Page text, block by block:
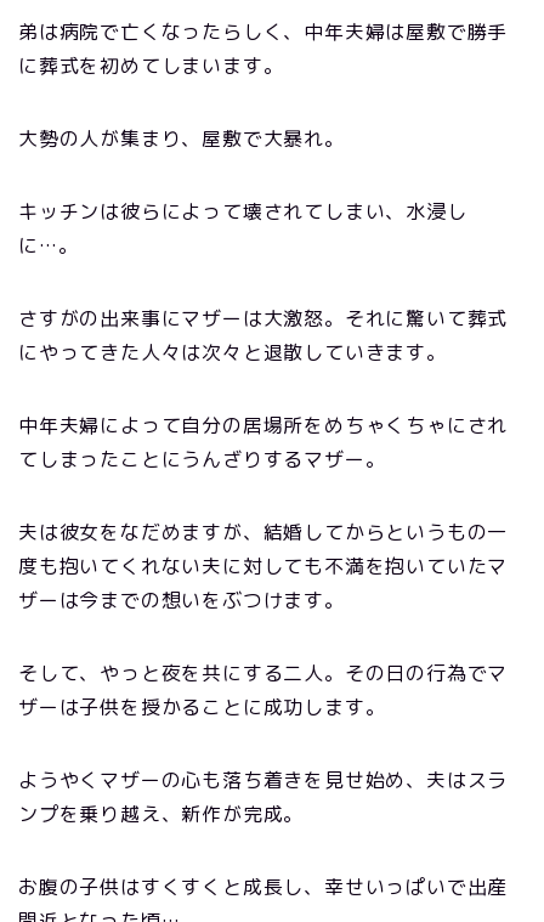
弟は病院で亡くなったらしく、中年夫婦は屋敷で勝手
に葬式を初めてしまいます。
大勢の人が集まり、屋敷で大暴れ。
キッチンは彼らによって壊されてしまい、水浸し
に…。
さすがの出来事にマザーは大激怒。それに驚いて葬式
にやってきた人々は次々と退散していきます。
中年夫婦によって自分の居場所をめちゃくちゃにされ
てしまったことにうんざりするマザー。
夫は彼女をなだめますが、結婚してからというもの一
度も抱いてくれない夫に対しても不満を抱いていたマ
ザーは今までの想いをぶつけます。
そして、やっと夜を共にする二人。その日の行為でマ
ザーは子供を授かることに成功します。
ようやくマザーの心も落ち着きを見せ始め、夫はスラ
ンプを乗り越え、新作が完成。
お腹の子供はすくすくと成長し、幸せいっぱいで出産